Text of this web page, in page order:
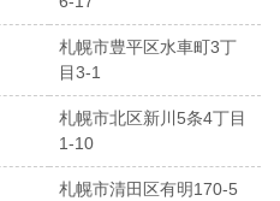
札幌市豊平区水車町3丁
目3-1
札幌市北区新川5条4丁目
1-10
札幌市清田区有明170-5